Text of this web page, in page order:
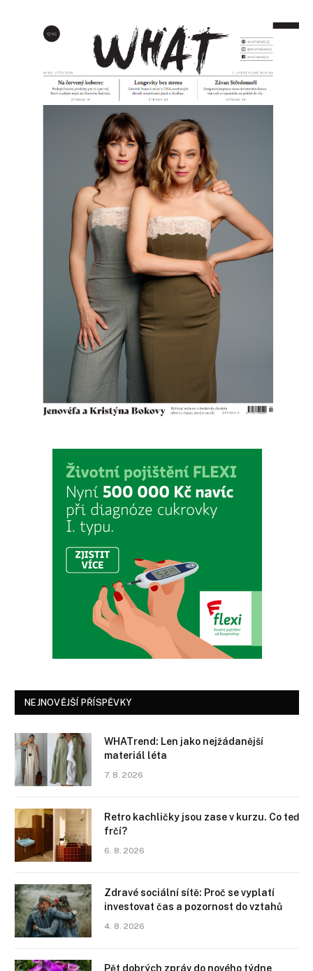
NEJNOVĚJŠÍ PŘÍSPĚVKY
WHATrend: Len jako nejžádanější
materiál léta
7. 8. 2026
Retro kachličky jsou zase v kurzu. Co teď
frčí?
6. 8. 2026
Zdravé sociální sítě: Proč se vyplatí
investovat čas a pozornost do vztahů
4. 8. 2026
Pět dobrých zpráv do nového týdne